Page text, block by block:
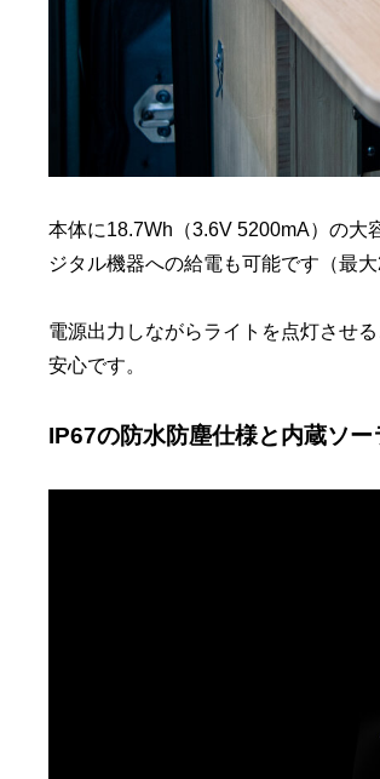
本体に18.7Wh（3.6V 5200mA）の大
ジタル機器への給電も可能です（最大
電源出力しながらライトを点灯させ
安心です。
IP67の防水防塵仕様と内蔵ソー